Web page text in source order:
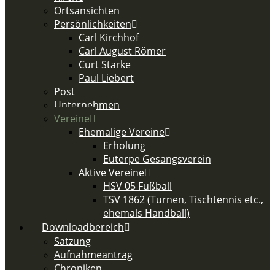
Ortsansichten
Persönlichkeiten
Carl Kirchhof
Carl August Römer
Curt Starke
Paul Liebert
Post
Unternehmen
Vereine
Ehemalige Vereine
Erholung
Euterpe Gesangsverein
Aktive Vereine
HSV 05 Fußball
TSV 1862 (Turnen, Tischtennis etc.,
ehemals Handball)
Downloadbereich
Satzung
Aufnahmeantrag